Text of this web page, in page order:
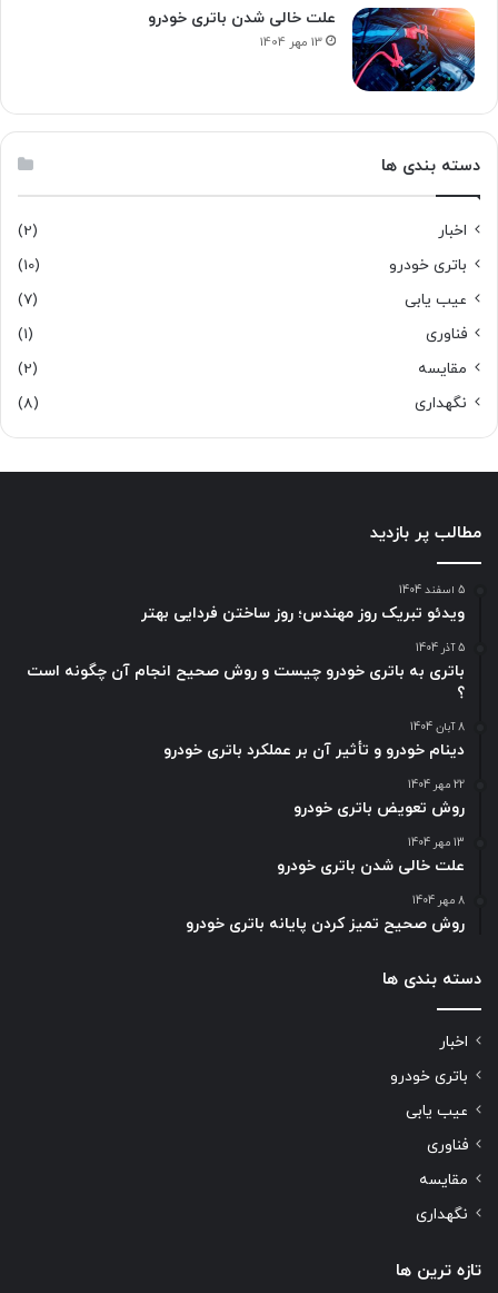
علت خالی شدن باتری خودرو
13 مهر 1404
دسته بندی ها
اخبار
(2)
باتری خودرو
(10)
عیب یابی
(7)
فناوری
(1)
مقایسه
(2)
نگهداری
(8)
مطالب پر بازدید
5 اسفند 1404
ویدئو تبریک روز مهندس؛ روز ساختن فردایی بهتر
5 آذر 1404
باتری به باتری خودرو چیست و روش صحیح انجام آن چگونه است
؟
8 آبان 1404
دینام خودرو و تأثیر آن بر عملکرد باتری خودرو
22 مهر 1404
روش تعویض باتری خودرو
13 مهر 1404
علت خالی شدن باتری خودرو
8 مهر 1404
روش صحیح تمیز کردن پایانه باتری خودرو
دسته بندی ها
اخبار
باتری خودرو
عیب یابی
فناوری
مقایسه
نگهداری
تازه ترین ها